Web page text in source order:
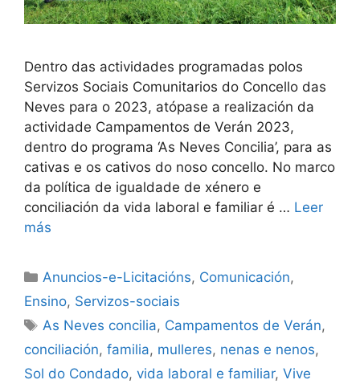
Dentro das actividades programadas polos
Servizos Sociais Comunitarios do Concello das
Neves para o 2023, atópase a realización da
actividade Campamentos de Verán 2023,
dentro do programa ‘As Neves Concilia’, para as
cativas e os cativos do noso concello. No marco
da política de igualdade de xénero e
conciliación da vida laboral e familiar é … Leer
más
Anuncios-e-Licitacións, Comunicación,
Ensino, Servizos-sociais
As Neves concilia, Campamentos de Verán,
conciliación, familia, mulleres, nenas e nenos,
Sol do Condado, vida laboral e familiar, Vive